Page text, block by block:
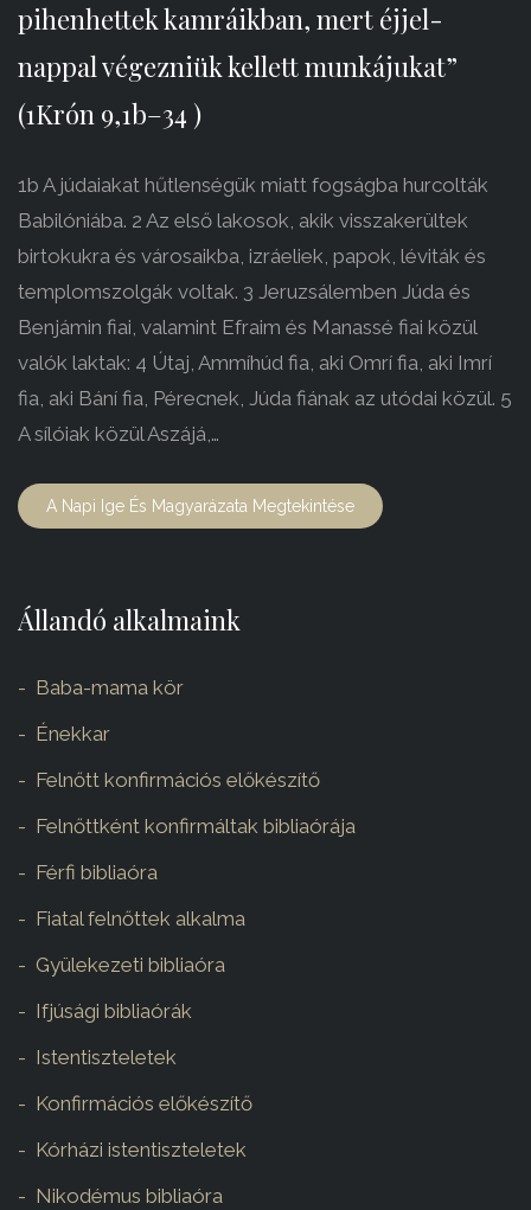
pihenhettek kamráikban, mert éjjel-
nappal végezniük kellett munkájukat”
(1Krón 9,1b–34 )
1b A júdaiakat hűtlenségük miatt fogságba hurcolták
Babilóniába. 2 Az első lakosok, akik visszakerültek
birtokukra és városaikba, izráeliek, papok, léviták és
templomszolgák voltak. 3 Jeruzsálemben Júda és
Benjámin fiai, valamint Efraim és Manassé fiai közül
valók laktak: 4 Útaj, Ammíhúd fia, aki Omrí fia, aki Imrí
fia, aki Bání fia, Pérecnek, Júda fiának az utódai közül. 5
A sílóiak közül Aszájá,…
A Napi Ige És Magyarázata Megtekintése
Állandó alkalmaink
Baba-mama kör
Énekkar
Felnőtt konfirmációs előkészítő
Felnőttként konfirmáltak bibliaórája
Férfi bibliaóra
Fiatal felnőttek alkalma
Gyülekezeti bibliaóra
Ifjúsági bibliaórák
Istentiszteletek
Konfirmációs előkészítő
Kórházi istentiszteletek
Nikodémus bibliaóra